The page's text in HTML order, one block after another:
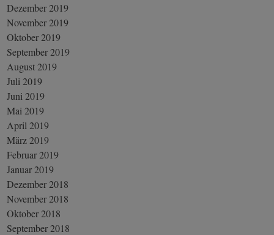
Dezember 2019
November 2019
Oktober 2019
September 2019
August 2019
Juli 2019
Juni 2019
Mai 2019
April 2019
März 2019
Februar 2019
Januar 2019
Dezember 2018
November 2018
Oktober 2018
September 2018